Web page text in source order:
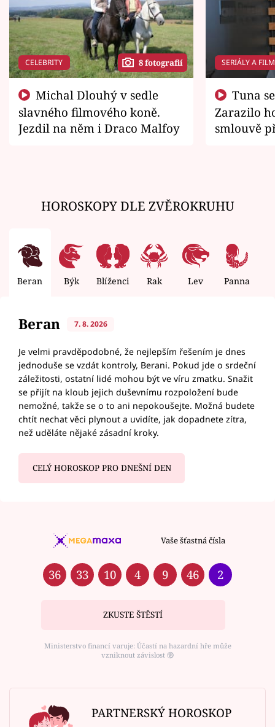
CELEBRITY 8 fotografií
slavného filmového koně.
Jezdil na něm i Draco Malfoy
SERIÁLY A
Zarazilo
smlouvě
HOROSKOPY DLE ZVĚROKRUHU
Beran Býk Blíženci Rak Lev Panna
Beran 7. 8. 2026
Je velmi pravděpodobné, že nejlepším řešením je dnes
jednoduše se vzdát kontroly, Berani. Pokud jde o srdeční
záležitosti, ostatní lidé mohou být ve víru zmatku. Snažit
se přijít na kloub jejich duševnímu rozpoložení bude
nemožné, takže se o to ani nepokoušejte. Možná budete
chtít nechat věci plynout a uvidíte, jak dopadnete zítra,
než uděláte nějaké zásadní kroky.
CELÝ HOROSKOP PRO DNEŠNÍ DEN
Vaše šťastná čísla
36 33 10 4 9 46 2
ZKUSTE ŠTĚSTÍ
Ministerstvo financí varuje: Účastí na hazardní hře může
vzniknout závislost ⑱
PARTNERSKÝ HOROSKOP